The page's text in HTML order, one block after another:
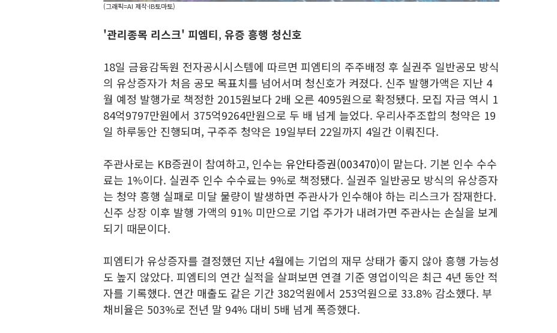
(그래픽=AI 제작·IB토마토)
'관리종목 리스크' 피엠티, 유증 흥행 청신호
18일 금융감독원 전자공시시스템에 따르면 피엠티의 주주배정 후 실권주 일반공모 방식
의 유상증자가 처음 공모 목표치를 넘어서며 청신호가 켜졌다. 신주 발행가액은 지난 4
월 예정 발행가로 책정한 2015원보다 2배 오른 4095원으로 확정됐다. 모집 자금 역시 1
84억9797만원에서 375억9264만원으로 두 배 넘게 늘었다. 우리사주조합의 청약은 19
일 하루동안 진행되며, 구주주 청약은 19일부터 22일까지 4일간 이뤄진다.
주관사로는 KB증권이 참여하고, 인수는 유안타증권(003470)이 맡는다. 기본 인수 수수
료는 1%이다. 실권주 인수 수수료는 9%로 책정됐다. 실권주 일반공모 방식의 유상증자
는 청약 흥행 실패로 미달 물량이 발생하면 주관사가 인수해야 하는 리스크가 잠재한다.
신주 상장 이후 발행 가액의 91% 미만으로 기업 주가가 내려가면 주관사는 손실을 보게
되기 때문이다.
피엠티가 유상증자를 결정했던 지난 4월에는 기업의 재무 상태가 좋지 않아 흥행 가능성
도 높지 않았다. 피엠티의 연간 실적을 살펴보면 연결 기준 영업이익은 최근 4년 동안 적
자를 기록했다. 연간 매출도 같은 기간 382억원에서 253억원으로 33.8% 감소했다. 부
채비율은 503%로 전년 말 94% 대비 5배 넘게 폭증했다.